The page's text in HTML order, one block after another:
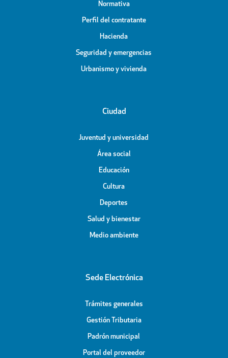
Normativa
Perfil del contratante
Hacienda
Seguridad y emergencias
Urbanismo y vivienda
Ciudad
Juventud y universidad
Área social
Educación
Cultura
Deportes
Salud y bienestar
Medio ambiente
Sede Electrónica
Trámites generales
Gestión Tributaria
Padrón municipal
Portal del proveedor